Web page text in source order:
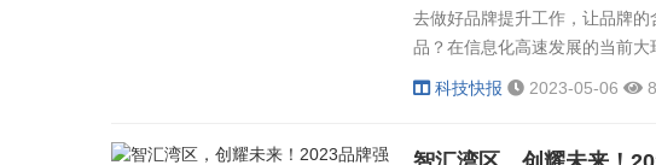
去做好品牌提升工作，让品牌
品？在信息化高速发展的当前
背书来助力。 近日，技巧世界
科技快报 2023-05-06